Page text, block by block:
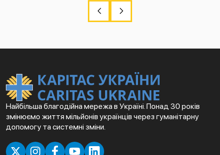
Найбільша благодійна мережа в Україні. Понад 30 років
змінюємо життя мільйонів українців через гуманітарну
допомогу та системні зміни.